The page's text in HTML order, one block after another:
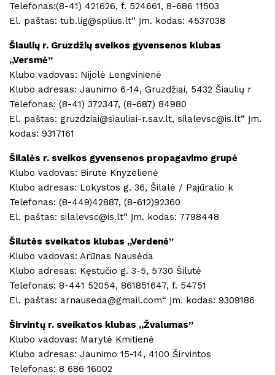
Telefonas:(8-41) 421626, f. 524661, 8-686 11503
El. paštas: tub.lig@splius.lt“ Įm. kodas: 4537038
Šiaulių r. Gruzdžių sveikos gyvensenos klubas
,,Versmė”
Klubo vadovas: Nijolė Lengvinienė
Klubo adresas: Jaunimo 6-14, Gruzdžiai, 5432 Šiaulių r
Telefonas: (8-41) 372347, (8-687) 84980
El. paštas: gruzdziai@siauliai-r.sav.lt, silalevsc@is.lt“ Įm.
kodas: 9317161
Šilalės r. sveikos gyvensenos propagavimo grupė
Klubo vadovas: Birutė Knyzelienė
Klubo adresas: Lokystos g. 36, Šilalė / Pajūralio k
Telefonas: (8-449)42887, (8-612)92360
El. paštas: silalevsc@is.lt“ Įm. kodas: 7798448
Šilutės sveikatos klubas ,,Verdenė”
Klubo vadovas: Arūnas Nausėda
Klubo adresas: Kęstučio g. 3-5, 5730 Šilutė
Telefonas: 8-441 52054, 861851647, f. 54751
El. paštas: arnauseda@gmail.com“ Įm. kodas: 9309186
Širvintų r. sveikatos klubas ,,Žvalumas”
Klubo vadovas: Marytė Kmitienė
Klubo adresas: Jaunimo 15-14, 4100 Širvintos
Telefonas: 8 686 16002